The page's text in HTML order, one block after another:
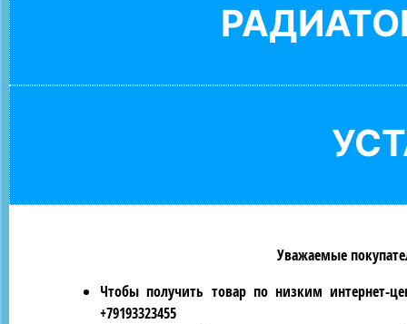
Уважаемые
Чтобы получить товар по низким интернет-
+79193323455